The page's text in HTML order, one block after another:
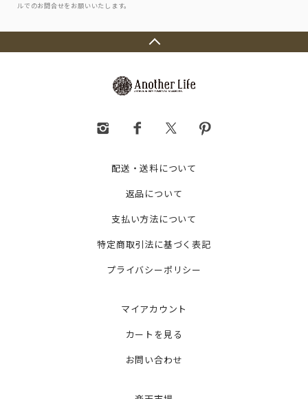
ルでのお問合せをお願いいたします。
配送・送料について
返品について
支払い方法について
特定商取引法に基づく表記
プライバシーポリシー
マイアカウント
カートを見る
お問い合わせ